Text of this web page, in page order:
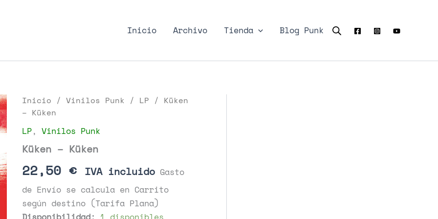
Inicio Archivo Tienda Blog Punk
Inicio / Vinilos Punk / LP / Küken
– Küken
LP, Vinilos Punk
Küken – Küken
22,50 € IVA incluido Gasto
de Envío se calcula en Carrito
según destino (Tarifa Plana)